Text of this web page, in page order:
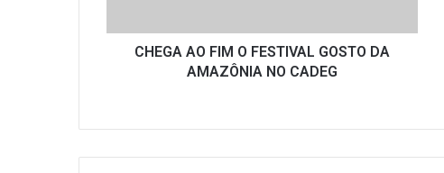
NO
CADEGCHEGA AO FIM O FESTIVAL GOSTO DA
AMAZÔNIA NO CADEG